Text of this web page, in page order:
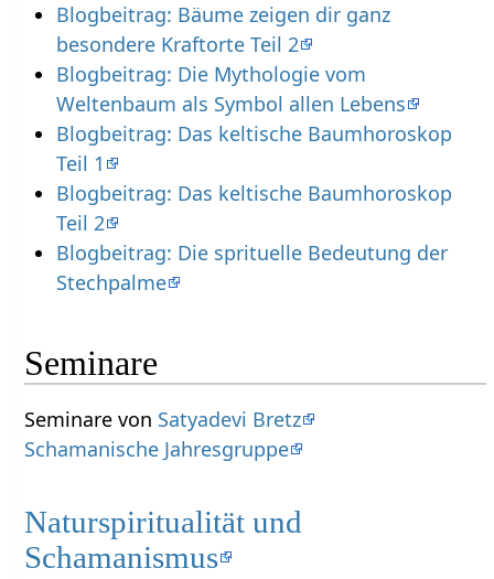
Blogbeitrag: Bäume zeigen dir ganz
besondere Kraftorte Teil 2
Blogbeitrag: Die Mythologie vom
Weltenbaum als Symbol allen Lebens
Blogbeitrag: Das keltische Baumhoroskop
Teil 1
Blogbeitrag: Das keltische Baumhoroskop
Teil 2
Blogbeitrag: Die sprituelle Bedeutung der
Stechpalme
Seminare
Seminare von Satyadevi Bretz
Schamanische Jahresgruppe
Naturspiritualität und
Schamanismus